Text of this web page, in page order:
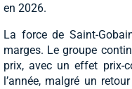
en 2026.
La force de Saint-
marges. Le groupe
prix, avec un effet prix-
l’année, malgré un